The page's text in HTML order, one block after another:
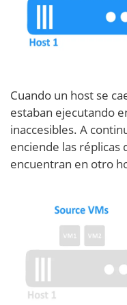
Cuando un host se
estaban ejecutando
inaccesibles. A
enciende las réplicas
encuentran en otro